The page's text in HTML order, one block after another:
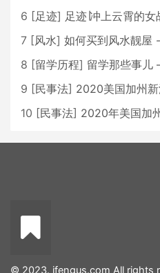
6 [足迹] 足迹∣冲上云霄的女
7 [风水] 如何买到风水靓屋
8 [留学历程] 留学那些事儿 —— 探
9 [民事法] 2020美国加州新
10 [民事法] 2020年美国加
© 2023. ifengus.com All rights